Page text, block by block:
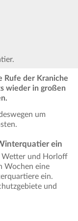
Rufe der Kraniche
wieder in großen
um
ein
Wetter und Horloff
Wochen eine
ein.
und